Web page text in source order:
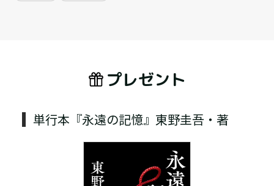
プレゼント
単行本『永遠の記憶』東野圭吾・著